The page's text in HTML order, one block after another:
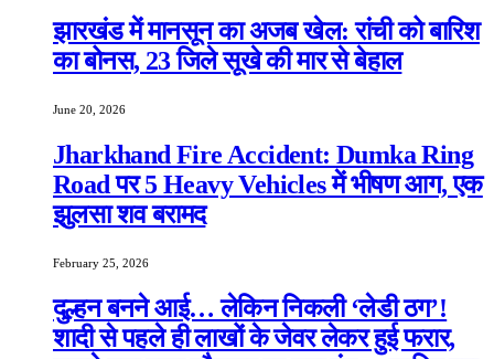
झारखंड में मानसून का अजब खेल: रांची को बारिश
का बोनस, 23 जिले सूखे की मार से बेहाल
June 20, 2026
Jharkhand Fire Accident: Dumka Ring
Road पर 5 Heavy Vehicles में भीषण आग, एक
झुलसा शव बरामद
February 25, 2026
दुल्हन बनने आई… लेकिन निकली ‘लेडी ठग’!
शादी से पहले ही लाखों के जेवर लेकर हुई फरार,